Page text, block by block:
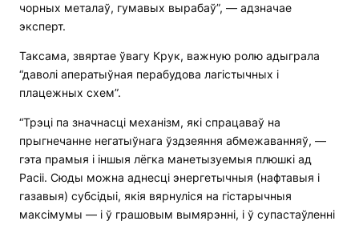
чорных металаў, гумавых вырабаў”, — адзначае
эксперт.
Таксама, звяртае ўвагу Крук, важную ролю адыграла
“даволі аператыўная перабудова лагістычных і
плацежных схем”.
“Трэці па значнасці механізм, які спрацаваў на
прыгнечанне негатыўнага ўздзеяння абмежаванняў, —
гэта прамыя і іншыя лёгка манетызуемыя плюшкі ад
Расіі. Сюды можна аднесці энергетычныя (нафтавыя і
газавыя) субсідыі, якія вярнуліся на гістарычныя
максімумы — і ў грашовым вымярэнні, і ў супастаўленні